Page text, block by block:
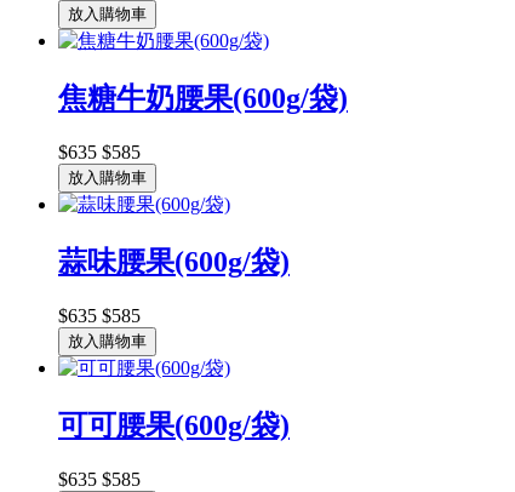
放入購物車
焦糖牛奶腰果(600g/袋)
$635 $585
放入購物車
蒜味腰果(600g/袋)
$635 $585
放入購物車
可可腰果(600g/袋)
$635 $585